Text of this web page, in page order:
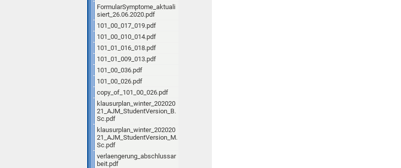
FormularSymptome_aktuali
siert_26.06.2020.pdf
101_00_017_019.pdf
101_00_010_014.pdf
101_01_016_018.pdf
101_01_009_013.pdf
101_00_036.pdf
101_00_026.pdf
copy_of_101_00_026.pdf
klausurplan_winter_202020
21_AJM_StudentVersion_B.
Sc.pdf
klausurplan_winter_202020
21_AJM_StudentVersion_M.
Sc.pdf
verlaengerung_abschlussar
beit.pdf